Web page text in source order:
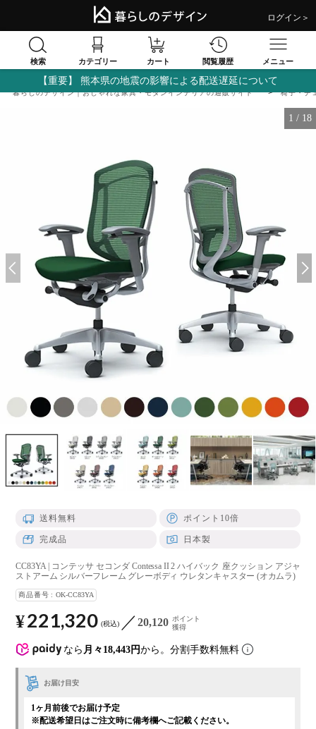
ログイン＞
検索 カテゴリー カート 閲覧履歴 メニュー
【重要】 熊本県の地震の影響による配送遅延について
暮らしのデザイン｜おしゃれな家具・モダンインテリアの通販サイト 椅子・チ
1 / 18
送料無料 ポイント10倍
完成品 日本製
CC83YA | コンテッサ セコンダ Contessa II 2 ハイバック 座クッション アジャ
ストアーム シルバーフレーム グレーボディ ウレタンキャスター (オカムラ)
商品番号 OK-CC83YA
なら 月々18,443円から。分割手数料無料
¥221,320 税込 20,120 ポイント
獲得
お届け目安
1ヶ月前後でお届け予定
※配送希望日はご注文時に備考欄へご記載ください。